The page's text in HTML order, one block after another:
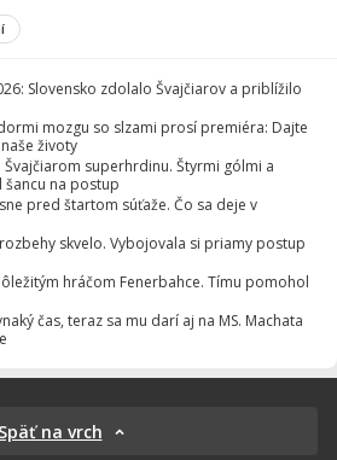
Slovensko zdolalo Švajčiarov a priblížilo
mozgu so slzami prosí premiéra: Dajte
životy
superhrdinu. Štyrmi gólmi a
na postup
pred štartom súťaže. Čo sa deje v
skvelo. Vybojovala si priamy postup
hráčom Fenerbahce. Tímu pomohol
čas, teraz sa mu darí aj na MS. Machata
Späť na vrch